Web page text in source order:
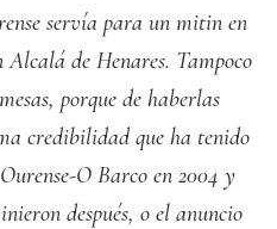
servía para un mitin en
de Henares. Tampoco
porque de haberlas
credibilidad que ha tenido
O Barco en 2004 y
después, o el anuncio